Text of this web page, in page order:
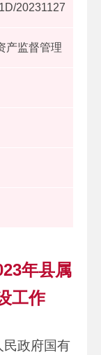
20231127
产监督管理
年县属
工作
民政府国有